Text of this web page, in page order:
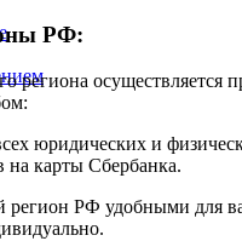
РФ:
региона
юридических и
на карты Сбербанка.
регион РФ удобными